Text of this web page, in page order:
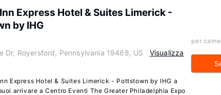
Express Hotel & Suites Limerick -
by IHG
Dr, Royersford, Pennsylvania 19468, US
Visualizza
Express Hotel & Suites Limerick - Pottstown by IHG a
arrivare a Centro Eventi The Greater Philadelphia Expo
per